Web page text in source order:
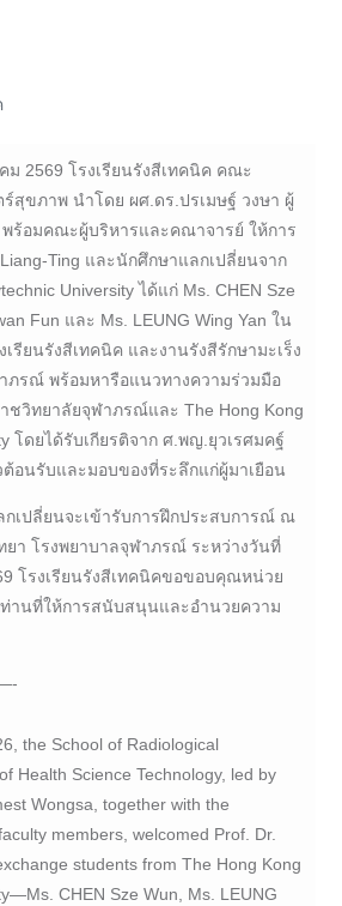
ม 2569 โรงเรียนรังสีเทคนิค คณะ
สุขภาพ นำโดย ผศ.ดร.ปรเมษฐ์ วงษา ผู้
พร้อมคณะผู้บริหารและคณาจารย์ ให้การ
Ting และนักศึกษาแลกเปลี่ยนจาก
University ได้แก่ Ms. CHEN Sze
Fun และ Ms. LEUNG Wing Yan ใน
เรียนรังสีเทคนิค และงานรังสีรักษามะเร็ง
ภรณ์ พร้อมหารือแนวทางความร่วมมือ
ชวิทยาลัยจุฬาภรณ์และ The Hong Kong
โดยได้รับเกียรติจาก ศ.พญ.ยุวเรศมคฐ์
นรับและมอบของที่ระลึกแก่ผู้มาเยือน
เปลี่ยนจะเข้ารับการฝึกประสบการณ์ ณ
ยา โรงพยาบาลจุฬาภรณ์ ระหว่างวันที่
โรงเรียนรังสีเทคนิคขอขอบคุณหน่วย
ท่านที่ให้การสนับสนุนและอำนวยความ
the School of Radiological
Health Science Technology, led by
Wongsa, together with the
members, welcomed Prof. Dr.
students from The Hong Kong
CHEN Sze Wun, Ms. LEUNG